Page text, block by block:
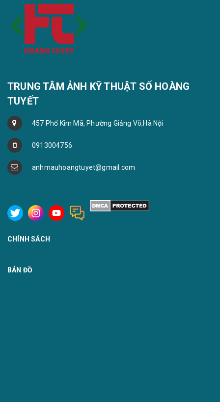
TRUNG TÂM ẢNH KỸ THUẬT SỐ HOÀNG
TUYẾT
457 Phố Kim Mã, Phường Giảng Võ,Hà Nội
0913004756
anhmauhoangtuyet@gmail.com
CHÍNH SÁCH
BẢN ĐỒ